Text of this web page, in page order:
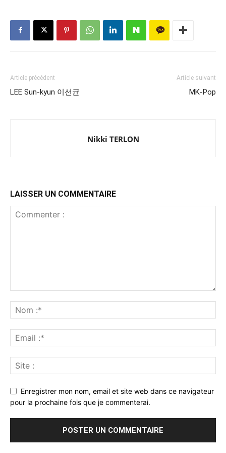
Article précédent
LEE Sun-kyun 이선균
Article suivant
MK-Pop
Nikki TERLON
LAISSER UN COMMENTAIRE
Enregistrer mon nom, email et site web dans ce navigateur
pour la prochaine fois que je commenterai.